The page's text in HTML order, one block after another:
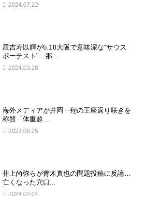
2024.07.22
辰吉寿以輝が5.18大阪で意味深な“サウス
ポーテスト”…那...
2024.03.28
海外メディアが井岡一翔の王座返り咲きを
称賛「体重超...
2023.06.25
井上尚弥らが青木真也の問題投稿に反論…
亡くなった穴口...
2024.02.04